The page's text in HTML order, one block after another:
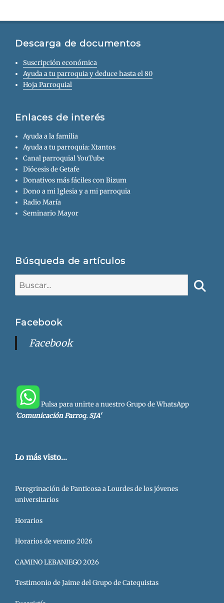
Descarga de documentos
Suscripción económica
Ayuda a tu parroquia y deduce hasta el 80
Hoja Parroquial
Enlaces de interés
Ayuda a la familia
Ayuda a tu parroquia: Xtantos
Canal parroquial YouTube
Diócesis de Getafe
Donativos más fáciles con Bizum
Dono a mi Iglesia y a mi parroquia
Radio María
Seminario Mayor
Búsqueda de artículos
Facebook
Facebook
Pulsa para unirte a nuestro Grupo de WhatsApp
'Comunicación Parroq. SJA'
Lo más visto...
Peregrinación de Panticosa a Lourdes de los jóvenes
universitarios
Horarios
Horarios de verano 2026
CAMINO LEBANIEGO 2026
Testimonio de Jaime del Grupo de Catequistas